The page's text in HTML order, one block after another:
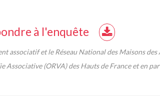
à l'enquête
associatif et le Réseau National des Maisons
Associative (ORVA) des Hauts de France et en